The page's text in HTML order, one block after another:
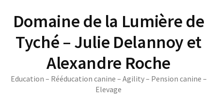
contentDomaine de la Lumière de
Tyché – Julie Delannoy et
Alexandre Roche
Education – Rééducation canine – Agility – Pension canine –
Elevage